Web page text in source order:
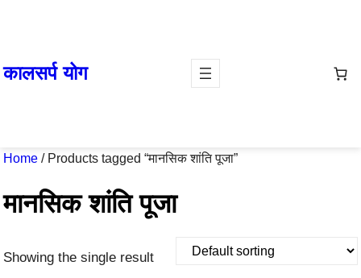
कालसर्प योग
Home / Products tagged “मानसिक शांति पूजा”
मानसिक शांति पूजा
Showing the single result